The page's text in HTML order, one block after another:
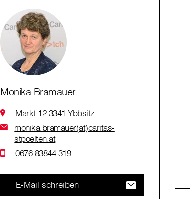
Monika Bramauer
Markt 12 3341 Ybbsitz
monika.bramauer(at)caritas-
stpoelten.at
0676 83844 319
E-Mail schreiben